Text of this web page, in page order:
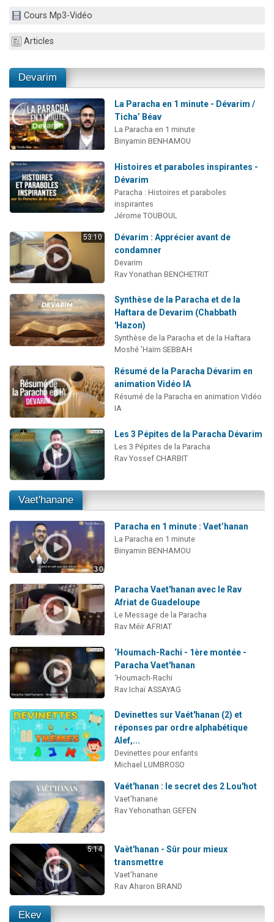
Cours Mp3-Vidéo
Articles
Devarim
La Paracha en 1 minute - Dévarim /
Ticha’ Béav
La Paracha en 1 minute
Binyamin BENHAMOU
Histoires et paraboles inspirantes -
Dévarim
Paracha : Histoires et paraboles
inspirantes
Jérome TOUBOUL
53:10
Dévarim : Apprécier avant de
condamner
Devarim
Rav Yonathan BENCHETRIT
Synthèse de la Paracha et de la
Haftara de Devarim (Chabbath
'Hazon)
Synthèse de la Paracha et de la Haftara
Moshé 'Haïm SEBBAH
Résumé de la Paracha Dévarim en
animation Vidéo IA
Résumé de la Paracha en animation Vidéo
IA
Les 3 Pépites de la Paracha Dévarim
Les 3 Pépites de la Paracha
Rav Yossef CHARBIT
Vaet'hanane
Paracha en 1 minute : Vaet’hanan
La Paracha en 1 minute
Binyamin BENHAMOU
Paracha Vaet'hanan avec le Rav
Afriat de Guadeloupe
Le Message de la Paracha
Rav Méïr AFRIAT
‘Houmach-Rachi - 1ère montée -
Paracha Vaet'hanan
‘Houmach-Rachi
Rav Ichaï ASSAYAG
Devinettes sur Vaét'hanan (2) et
réponses par ordre alphabétique
Alef,...
Devinettes pour enfants
Michael LUMBROSO
Vaét'hanan : le secret des 2 Lou'hot
Vaet'hanane
Rav Yehonathan GEFEN
5:14
Vaèt'hanan - Sûr pour mieux
transmettre
Vaet'hanane
Rav Aharon BRAND
Ekev